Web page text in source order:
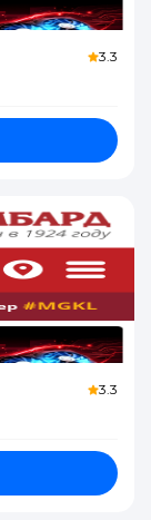
3.3
3.3